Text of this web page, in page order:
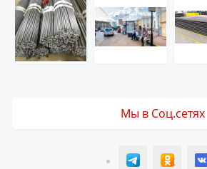
Мы в Соц.сетях
T ОК ВК